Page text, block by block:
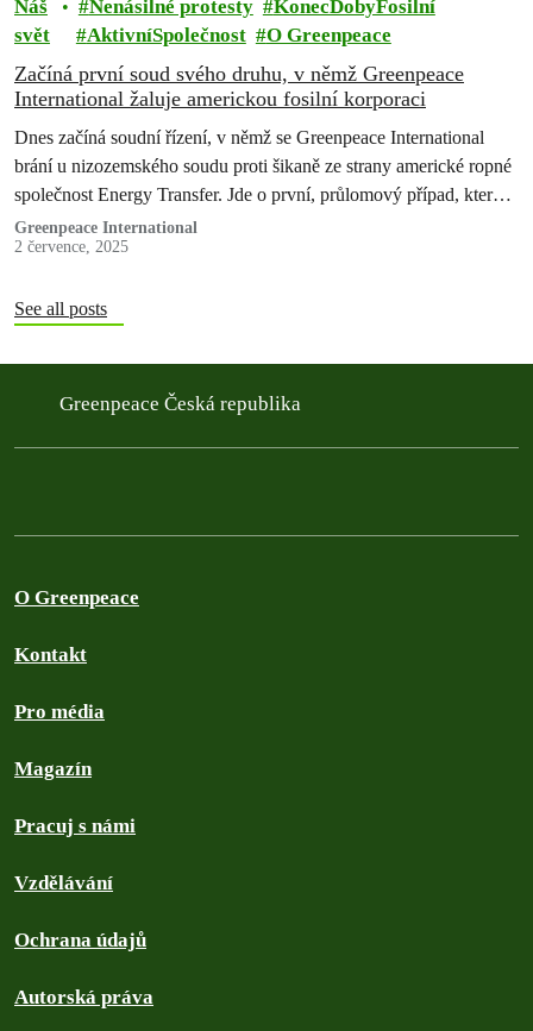
Náš
svět
Nenásilné protesty
KonecDobyFosilní
AktivníSpolečnost
O Greenpeace
Začíná první soud svého druhu, v němž Greenpeace
International žaluje americkou fosilní korporaci
Dnes začíná soudní řízení, v němž se Greenpeace International
brání u nizozemského soudu proti šikaně ze strany americké ropné
společnost Energy Transfer. Jde o první, průlomový případ, který
otestuje novou…
Greenpeace International
2 července, 2025
See all posts
Greenpeace Česká republika
O Greenpeace
Kontakt
Pro média
Magazín
Pracuj s námi
Vzdělávání
Ochrana údajů
Autorská práva